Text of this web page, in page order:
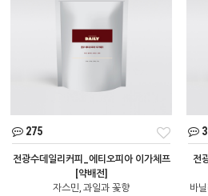
275
전광수데일리커피_에티오피아 이가체프
[약배전]
자스민, 과일과 꽃향
3
전
바